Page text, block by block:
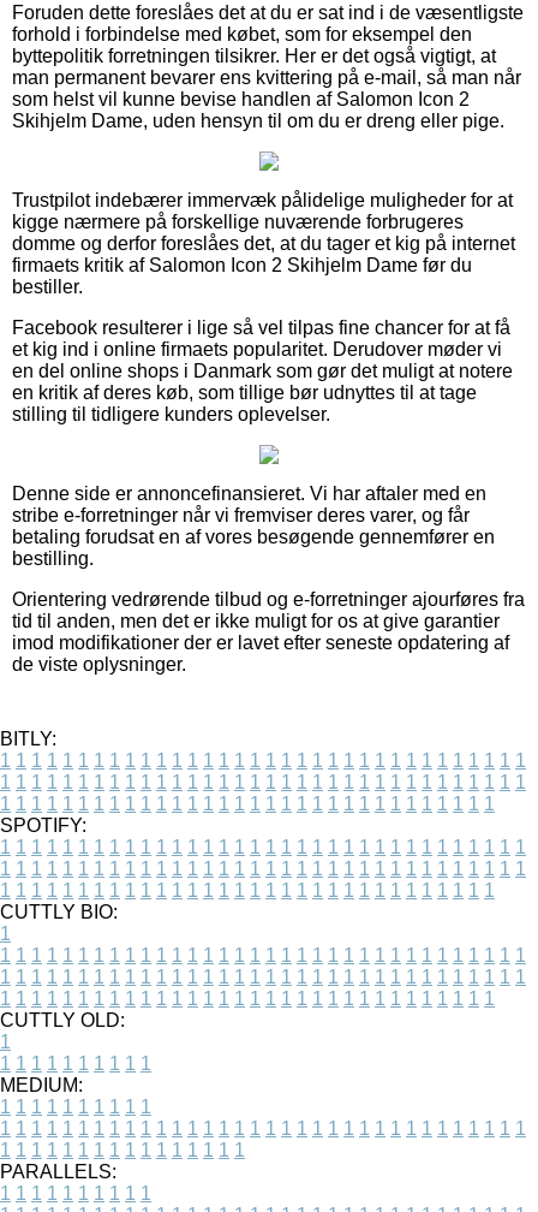
Foruden dette foreslåes det at du er sat ind i de væsentligste
forhold i forbindelse med købet, som for eksempel den
byttepolitik forretningen tilsikrer. Her er det også vigtigt, at
man permanent bevarer ens kvittering på e-mail, så man når
som helst vil kunne bevise handlen af Salomon Icon 2
Skihjelm Dame, uden hensyn til om du er dreng eller pige.
Trustpilot indebærer immervæk pålidelige muligheder for at
kigge nærmere på forskellige nuværende forbrugeres
domme og derfor foreslåes det, at du tager et kig på internet
firmaets kritik af Salomon Icon 2 Skihjelm Dame før du
bestiller.
Facebook resulterer i lige så vel tilpas fine chancer for at få
et kig ind i online firmaets popularitet. Derudover møder vi
en del online shops i Danmark som gør det muligt at notere
en kritik af deres køb, som tillige bør udnyttes til at tage
stilling til tidligere kunders oplevelser.
Denne side er annoncefinansieret. Vi har aftaler med en
stribe e-forretninger når vi fremviser deres varer, og får
betaling forudsat en af vores besøgende gennemfører en
bestilling.
Orientering vedrørende tilbud og e-forretninger ajourføres fra
tid til anden, men det er ikke muligt for os at give garantier
imod modifikationer der er lavet efter seneste opdatering af
de viste oplysninger.
BITLY:
1 1 1 1 1 1 1 1 1 1 1 1 1 1 1 1 1 1 1 1 1 1 1 1 1 1 1 1 1 1 1 1 1 1
1 1 1 1 1 1 1 1 1 1 1 1 1 1 1 1 1 1 1 1 1 1 1 1 1 1 1 1 1 1 1 1 1 1
1 1 1 1 1 1 1 1 1 1 1 1 1 1 1 1 1 1 1 1 1 1 1 1 1 1 1 1 1 1 1 1
SPOTIFY:
1 1 1 1 1 1 1 1 1 1 1 1 1 1 1 1 1 1 1 1 1 1 1 1 1 1 1 1 1 1 1 1 1 1
1 1 1 1 1 1 1 1 1 1 1 1 1 1 1 1 1 1 1 1 1 1 1 1 1 1 1 1 1 1 1 1 1 1
1 1 1 1 1 1 1 1 1 1 1 1 1 1 1 1 1 1 1 1 1 1 1 1 1 1 1 1 1 1 1 1
CUTTLY BIO:
1
1 1 1 1 1 1 1 1 1 1 1 1 1 1 1 1 1 1 1 1 1 1 1 1 1 1 1 1 1 1 1 1 1 1
1 1 1 1 1 1 1 1 1 1 1 1 1 1 1 1 1 1 1 1 1 1 1 1 1 1 1 1 1 1 1 1 1 1
1 1 1 1 1 1 1 1 1 1 1 1 1 1 1 1 1 1 1 1 1 1 1 1 1 1 1 1 1 1 1 1
CUTTLY OLD:
1
1 1 1 1 1 1 1 1 1 1
MEDIUM:
1 1 1 1 1 1 1 1 1 1
1 1 1 1 1 1 1 1 1 1 1 1 1 1 1 1 1 1 1 1 1 1 1 1 1 1 1 1 1 1 1 1 1 1
1 1 1 1 1 1 1 1 1 1 1 1 1 1 1 1
PARALLELS:
1 1 1 1 1 1 1 1 1 1